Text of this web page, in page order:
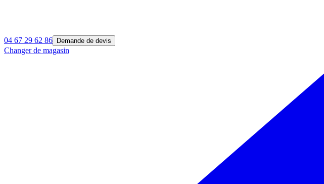
04 67 29 62 86 Demande de devis
Changer de magasin